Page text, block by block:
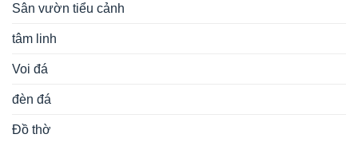
Sân vườn tiểu cảnh
tâm linh
Voi đá
đèn đá
Đồ thờ